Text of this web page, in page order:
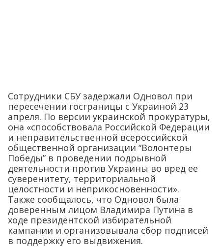
Сотрудники СБУ задержали Одновол при
пересечении госграницы с Украиной 23
апреля. По версии украинской прокуратуры,
она «способствовала Российской Федерации
и неправительственной всероссийской
общественной организации “Волонтеры
Победы” в проведении подрывной
деятельности против Украины во вред ее
суверенитету, территориальной
целостности и неприкосновенности».
Также сообщалось, что Одновол была
доверенным лицом Владимира Путина в
ходе президентской избирательной
кампании и организовывала сбор подписей
в поддержку его выдвижения.